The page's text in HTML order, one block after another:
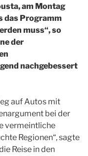
am Montag
das Programm
muss“, so
der
nachgebessert
auf Autos mit
bei der
vermeintliche
Regionen“, sagte
Reise in den